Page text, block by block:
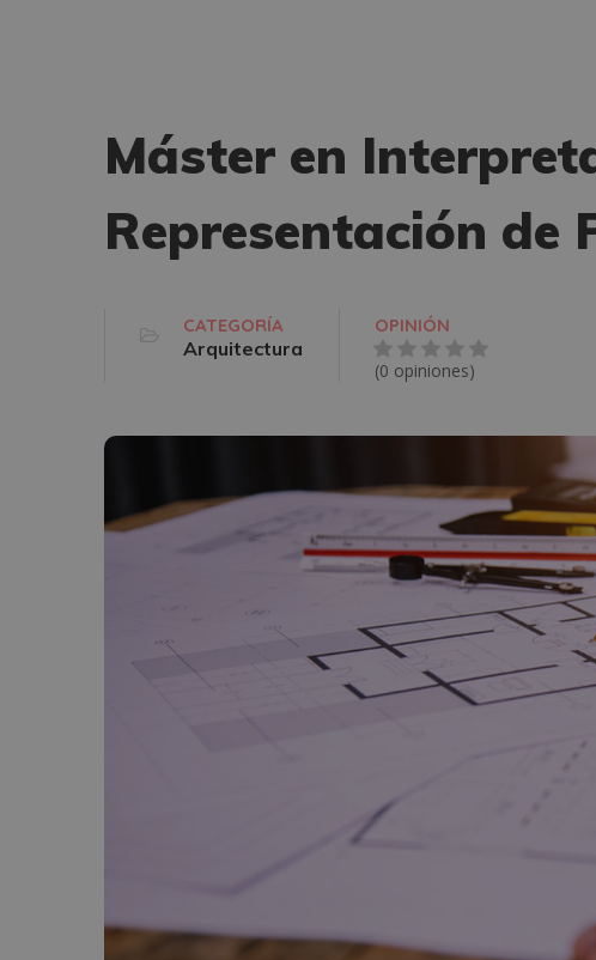
Máster en
Representación de
CATEGORÍA
Arquitectura
OPINIÓN
(0 opiniones)